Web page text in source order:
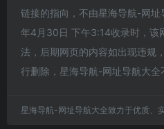
链接的指向，不由星海导航-网
年4月30日 下午3:14收录时，该
法，后期网页的内容如出现违规
行删除，星海导航-网址导航大全
星海导航-网址导航大全致力于优质、